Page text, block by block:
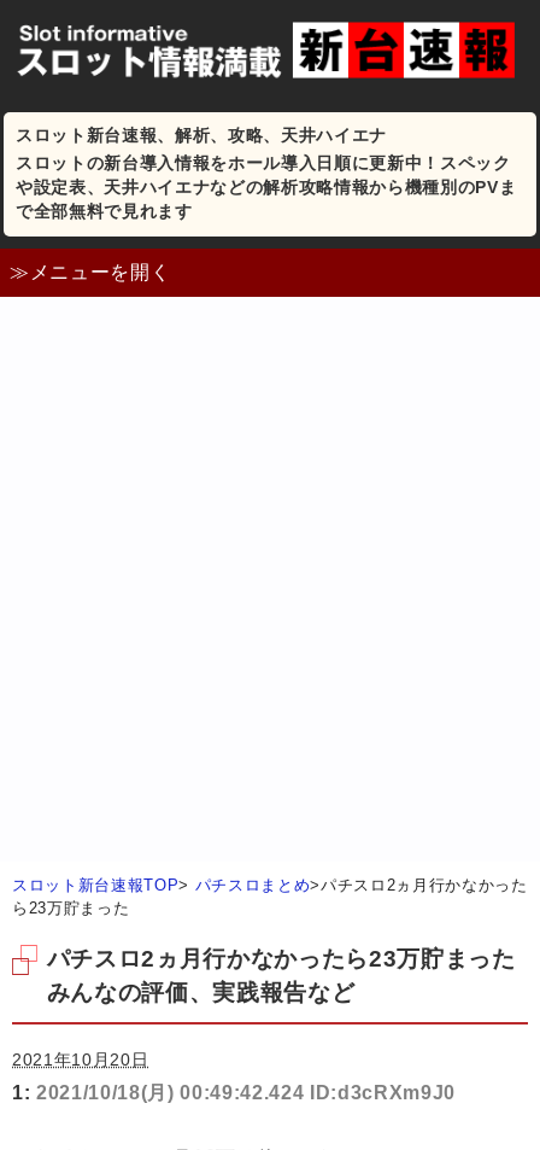
スロット新台速報、解析、攻略、天井ハイエナ
スロットの新台導入情報をホール導入日順に更新中！スペック
や設定表、天井ハイエナなどの解析攻略情報から機種別のPVま
で全部無料で見れます
≫メニューを開く
スロット新台速報TOP> パチスロまとめ>パチスロ2ヵ月行かなかった
ら23万貯まった
パチスロ2ヵ月行かなかったら23万貯まった
みんなの評価、実践報告など
2021年10月20日
1: 2021/10/18(月) 00:49:42.424 ID:d3cRXm9J0